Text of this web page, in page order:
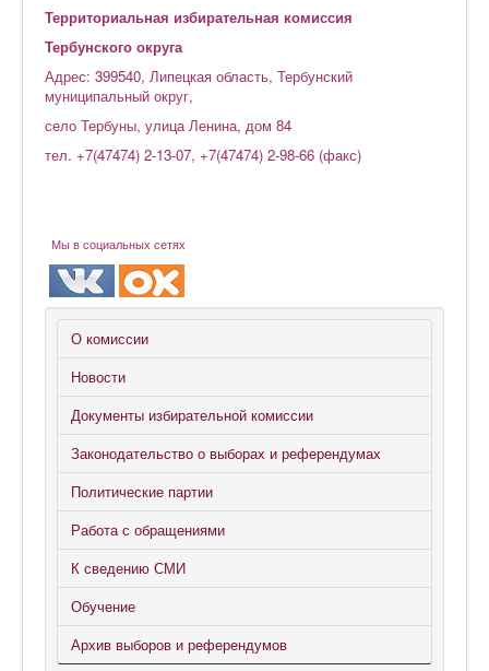
Территориальная избирательная комиссия
Тербунского округа
Адрес: 399540, Липецкая область, Тербунский
муниципальный округ,
село Тербуны, улица Ленина, дом 84
тел. +7(47474) 2-13-07, +7(47474) 2-98-66 (факс)
Мы в социальных сетях
О комиссии
Новости
Документы избирательной комиссии
Законодательство о выборах и референдумах
Политические партии
Работа с обращениями
К сведению СМИ
Обучение
Архив выборов и референдумов